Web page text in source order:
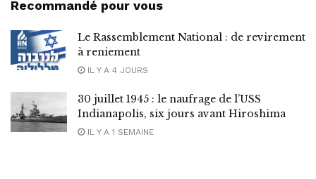
Recommandé pour vous
Le Rassemblement National : de revirement
à reniement
IL Y A 4 JOURS
30 juillet 1945 : le naufrage de l’USS
Indianapolis, six jours avant Hiroshima
IL Y A 1 SEMAINE